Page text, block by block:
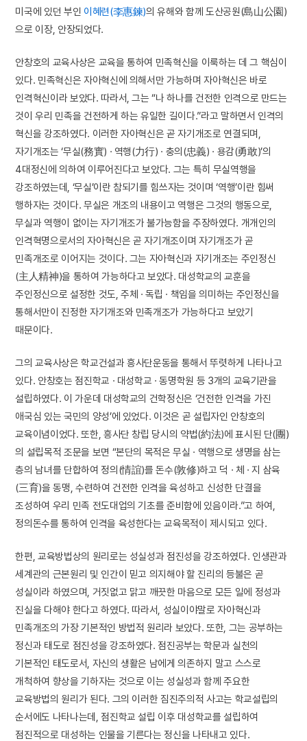
미국에 있던 부인 이혜련(李惠鍊)의 유해와 함께 도산공원(島山公園)
으로 이장, 안장되었다.
안창호의 교육사상은 교육을 통하여 민족혁신을 이룩하는 데 그 핵심이
있다. 민족혁신은 자아혁신에 의해서만 가능하며 자아혁신은 바로
인격혁신이라 보았다. 따라서, 그는 “나 하나를 건전한 인격으로 만드는
것이 우리 민족을 건전하게 하는 유일한 길이다.”라고 말하면서 인격의
혁신을 강조하였다. 이러한 자아혁신은 곧 자기개조로 연결되며,
자기개조는 ‘무실(務實) · 역행(力行) · 충의(忠義) · 용감(勇敢)’의
4대정신에 의하여 이루어진다고 보았다. 그는 특히 무실역행을
강조하였는데, ‘무실’이란 참되기를 힘쓰자는 것이며 ‘역행’이란 힘써
행하자는 것이다. 무실은 개조의 내용이고 역행은 그것의 행동으로,
무실과 역행이 없이는 자기개조가 불가능함을 주장하였다. 개개인의
인격혁명으로서의 자아혁신은 곧 자기개조이며 자기개조가 곧
민족개조로 이어지는 것이다. 그는 자아혁신과 자기개조는 주인정신
(主人精神)을 통하여 가능하다고 보았다. 대성학교의 교훈을
주인정신으로 설정한 것도, 주체 · 독립 · 책임을 의미하는 주인정신을
통해서만이 진정한 자기개조와 민족개조가 가능하다고 보았기
때문이다.
그의 교육사상은 학교건설과 흥사단운동을 통해서 뚜렷하게 나타나고
있다. 안창호는 점진학교 · 대성학교 · 동명학원 등 3개의 교육기관을
설립하였다. 이 가운데 대성학교의 건학정신은 ‘건전한 인격을 가진
애국심 있는 국민의 양성’에 있었다. 이것은 곧 설립자인 안창호의
교육이념이었다. 또한, 흥사단 창립 당시의 약법(約法)에 표시된 단(團)
의 설립목적 조문을 보면 “본단의 목적은 무실 · 역행으로 생명을 삼는
층의 남녀를 단합하여 정의(情誼)를 돈수(敦修)하고 덕 · 체 · 지 삼육
(三育)을 동맹, 수련하여 건전한 인격을 육성하고 신성한 단결을
조성하여 우리 민족 전도대업의 기초를 준비함에 있음이라.”고 하여,
정의돈수를 통하여 인격을 육성한다는 교육목적이 제시되고 있다.
한편, 교육방법상의 원리로는 성실성과 점진성을 강조하였다. 인생관과
세계관의 근본원리 및 인간이 믿고 의지해야 할 진리의 등불은 곧
성실이라 하였으며, 거짓없고 맑고 깨끗한 마음으로 모든 일에 정성과
진실을 다해야 한다고 하였다. 따라서, 성실이야말로 자아혁신과
민족개조의 가장 기본적인 방법적 원리라 보았다. 또한, 그는 공부하는
정신과 태도로 점진성을 강조하였다. 점진공부는 학문과 실천의
기본적인 태도로서, 자신의 생활은 남에게 의존하지 말고 스스로
개척하여 향상을 기하자는 것으로 이는 성실성과 함께 주요한
교육방법의 원리가 된다. 그의 이러한 짐진주의적 사고는 학교설립의
순서에도 나타나는데, 점진학교 설립 이후 대성학교를 설립하여
점진적으로 대성하는 인물을 기른다는 정신을 나타내고 있다.